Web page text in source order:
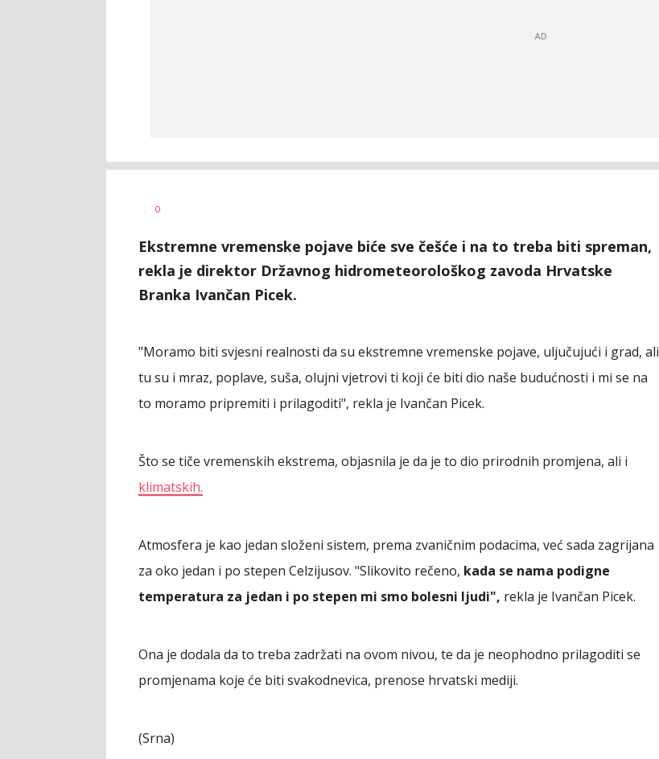
AUTOR
0
Ekstremne vremenske pojave biće sve češće i na to treba biti spreman,
rekla je direktor Državnog hidrometeorološkog zavoda Hrvatske
Branka Ivančan Picek.
"Moramo biti svjesni realnosti da su ekstremne vremenske pojave, uljučujući i grad, ali
tu su i mraz, poplave, suša, olujni vjetrovi ti koji će biti dio naše budućnosti i mi se na
to moramo pripremiti i prilagoditi", rekla je Ivančan Picek.
Što se tiče vremenskih ekstrema, objasnila je da je to dio prirodnih promjena, ali i
klimatskih.
Atmosfera je kao jedan složeni sistem, prema zvaničnim podacima, već sada zagrijana
za oko jedan i po stepen Celzijusov. "Slikovito rečeno, kada se nama podigne
temperatura za jedan i po stepen mi smo bolesni ljudi", rekla je Ivančan Picek.
Ona je dodala da to treba zadržati na ovom nivou, te da je neophodno prilagoditi se
promjenama koje će biti svakodnevica, prenose hrvatski mediji.
(Srna)